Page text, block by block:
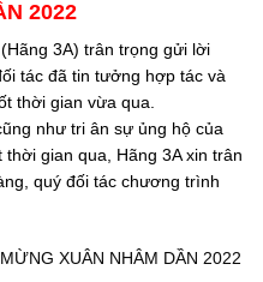
2022
3A) trân trọng gửi lời
tác đã tin tưởng hợp tác và
thời gian vừa qua.
như tri ân sự ủng hộ của
gian qua, Hãng 3A xin trân
quý đối tác chương trình